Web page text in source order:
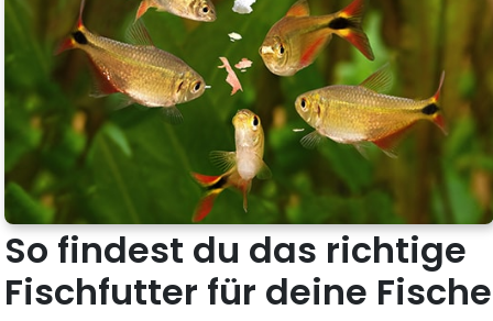
So findest du das richtige
Fischfutter für deine Fische